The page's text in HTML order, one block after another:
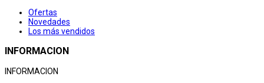
Ofertas
Novedades
Los más vendidos
INFORMACION
INFORMACION